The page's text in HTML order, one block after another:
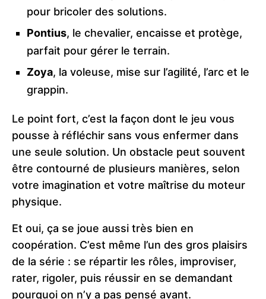
pour bricoler des solutions.
Pontius, le chevalier, encaisse et protège,
parfait pour gérer le terrain.
Zoya, la voleuse, mise sur l’agilité, l’arc et le
grappin.
Le point fort, c’est la façon dont le jeu vous
pousse à réfléchir sans vous enfermer dans
une seule solution. Un obstacle peut souvent
être contourné de plusieurs manières, selon
votre imagination et votre maîtrise du moteur
physique.
Et oui, ça se joue aussi très bien en
coopération. C’est même l’un des gros plaisirs
de la série : se répartir les rôles, improviser,
rater, rigoler, puis réussir en se demandant
pourquoi on n’y a pas pensé avant.